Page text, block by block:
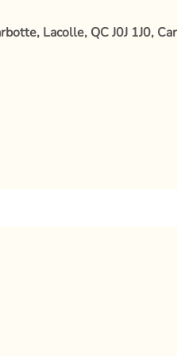
Lacolle, QC J0J 1J0,